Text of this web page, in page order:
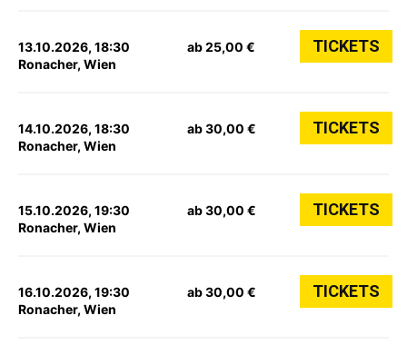
13.10.2026, 18:30
Ronacher, Wien
ab 25,00 € TICKETS
14.10.2026, 18:30
Ronacher, Wien
ab 30,00 € TICKETS
15.10.2026, 19:30
Ronacher, Wien
ab 30,00 € TICKETS
16.10.2026, 19:30
Ronacher, Wien
ab 30,00 € TICKETS